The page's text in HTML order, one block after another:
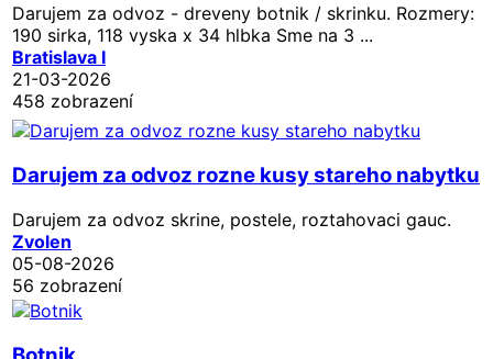
Darujem za odvoz - dreveny botnik / skrinku. Rozmery:
190 sirka, 118 vyska x 34 hlbka Sme na 3 ...
Bratislava I
21-03-2026
458 zobrazení
Darujem za odvoz rozne kusy stareho nabytku
Darujem za odvoz skrine, postele, roztahovaci gauc.
Zvolen
05-08-2026
56 zobrazení